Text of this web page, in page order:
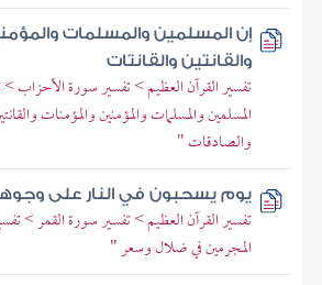
إن المسلمين والمسلمات
والقانتين والقانتات
تفسير القرآن العظيم > تفسير سورة الأحزاب >
المسلمين والمسلمات والمؤمنين والمؤمنات
والصادقات "
يوم يسحبون في النار على
تفسير القرآن العظيم > تفسير سورة القمر >
المجرمين في ضلال وسعر "